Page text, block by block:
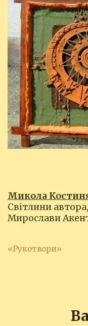
Микола
Світлини
Мирослави
«Рукотвори»